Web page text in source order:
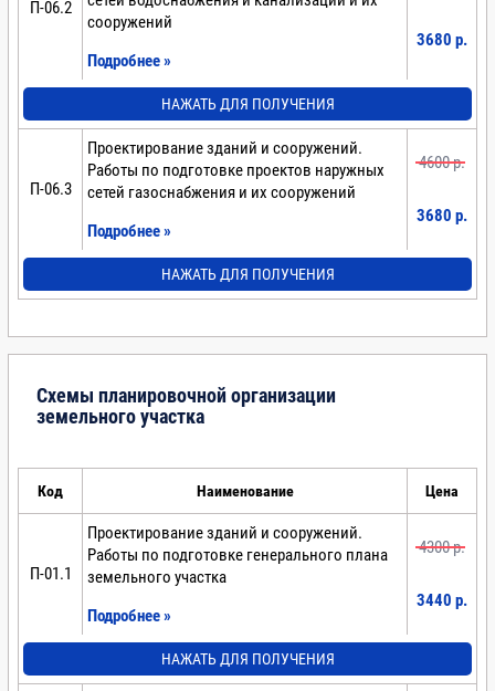
П-06.2
сооружений
Подробнее »
3680 p.
НАЖАТЬ ДЛЯ ПОЛУЧЕНИЯ
П-06.3
Проектирование зданий и сооружений.
Работы по подготовке проектов наружных
сетей газоснабжения и их сооружений
Подробнее »
4600 p.
3680 p.
НАЖАТЬ ДЛЯ ПОЛУЧЕНИЯ
Схемы планировочной организации
земельного участка
Код Наименование Цена
П-01.1
Проектирование зданий и сооружений.
Работы по подготовке генерального плана
земельного участка
Подробнее »
4300 p.
3440 p.
НАЖАТЬ ДЛЯ ПОЛУЧЕНИЯ